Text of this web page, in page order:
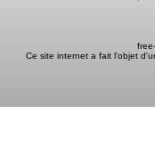
Ce site internet a fait l'objet